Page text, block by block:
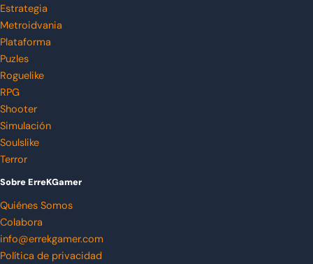
Estrategia
Metroidvania
Plataforma
Puzles
Roguelike
RPG
Shooter
Simulación
Soulslike
Terror
Sobre ErreKGamer
Quiénes Somos
Colabora
info@errekgamer.com
Política de privacidad